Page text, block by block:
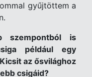
gyűjtöttem a
szempontból is
például egy
az ősvilághoz
csigáid?